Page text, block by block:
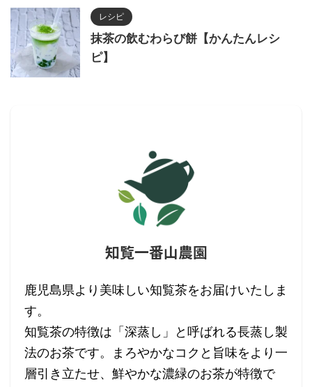
レシピ
抹茶の飲むわらび餅【かんたんレシ
ピ】
知覧一番山農園
鹿児島県より美味しい知覧茶をお届けいたしま
す。
知覧茶の特徴は「深蒸し」と呼ばれる長蒸し製
法のお茶です。まろやかなコクと旨味をより一
層引き立たせ、鮮やかな濃緑のお茶が特徴で